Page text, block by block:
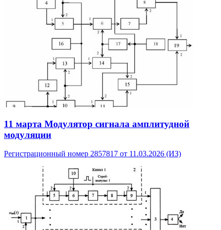
11 марта Модулятор сигнала амплитудной
модуляции
Регистрационный номер 2857817 от 11.03.2026 (ИЗ)